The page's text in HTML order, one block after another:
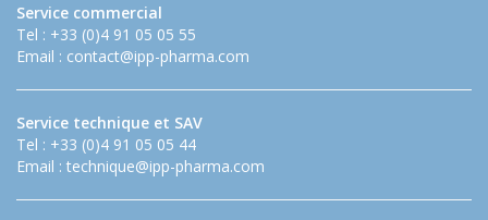
Service commercial
Tel : +33 (0)4 91 05 05 55
Email : contact@ipp-pharma.com
Service technique et SAV
Tel : +33 (0)4 91 05 05 44
Email : technique@ipp-pharma.com